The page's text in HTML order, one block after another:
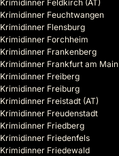
Krimidinner Feldkirch (AT)
Krimidinner Feuchtwangen
Krimidinner Flensburg
Krimidinner Forchheim
Krimidinner Frankenberg
Krimidinner Frankfurt am Main
Krimidinner Freiberg
Krimidinner Freiburg
Krimidinner Freistadt (AT)
Krimidinner Freudenstadt
Krimidinner Friedberg
Krimidinner Friedenfels
Krimidinner Friedewald